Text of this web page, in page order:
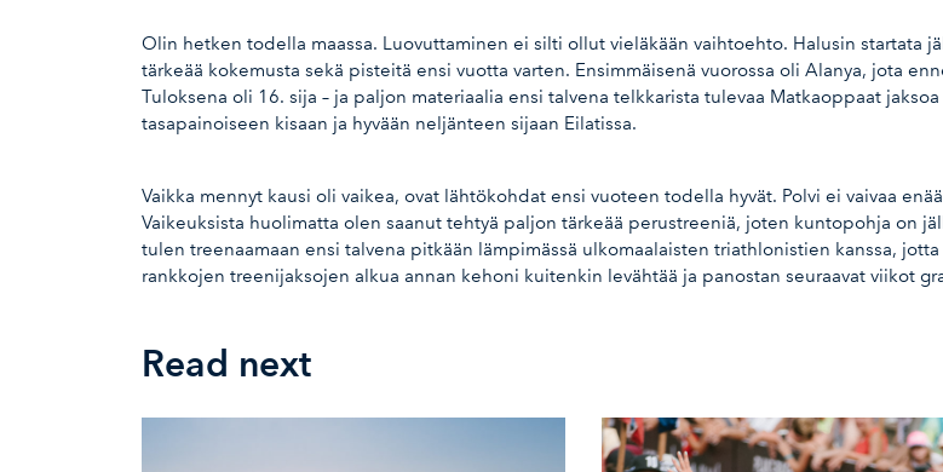
Olin hetken todella maassa. Luovuttaminen ei silti ollut vieläkään vaihtoehto. Halusin startata
tärkeää kokemusta sekä pisteitä ensi vuotta varten. Ensimmäisenä vuorossa oli Alanya, jota
Tuloksena oli 16. sija – ja paljon materiaalia ensi talvena telkkarista tulevaa Matkaoppaat
tasapainoiseen kisaan ja hyvään neljänteen sijaan Eilatissa.
Vaikka mennyt kausi oli vaikea, ovat lähtökohdat ensi vuoteen todella hyvät. Polvi ei vaivaa
Vaikeuksista huolimatta olen saanut tehtyä paljon tärkeää perustreeniä, joten kuntopohja on
tulen treenaamaan ensi talvena pitkään lämpimässä ulkomaalaisten triathlonistien kanssa,
rankkojen treenijaksojen alkua annan kehoni kuitenkin levähtää ja panostan seuraavat viikot
Read next